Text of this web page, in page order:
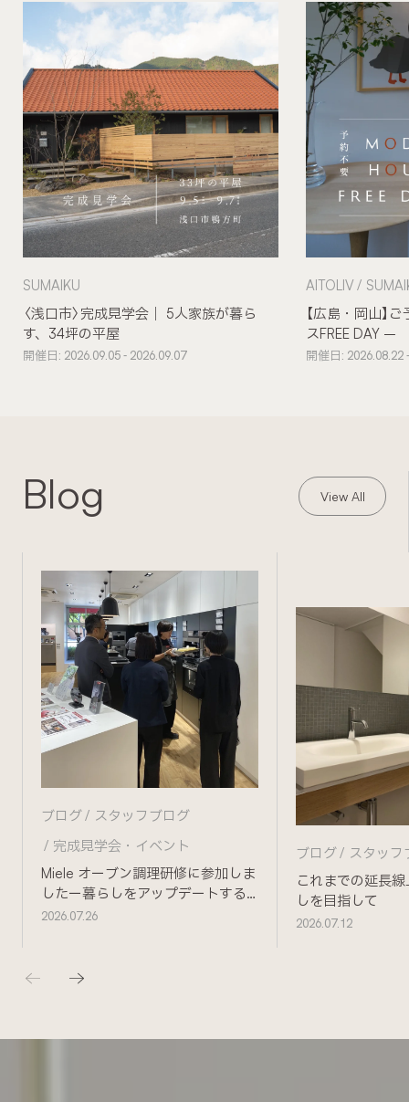
〈浅口市〉完成見学会｜ 5人家族が暮ら
す、34坪の平屋
SUMAIKU
開催日: 2026.09.05 - 2026.09.07
【広島・岡山】
スFREE DAY –
AITOLIV
開催日: 2026.08.22
Blog View All
Miele オーブン調理研修に参加しま
したー暮らしをアップデートする
ためにー
ブログ
スタッフブログ
完成見学会・イベント
2026.07.26
これまでの延長
しを目指して
ブログ スタッフ
2026.07.12